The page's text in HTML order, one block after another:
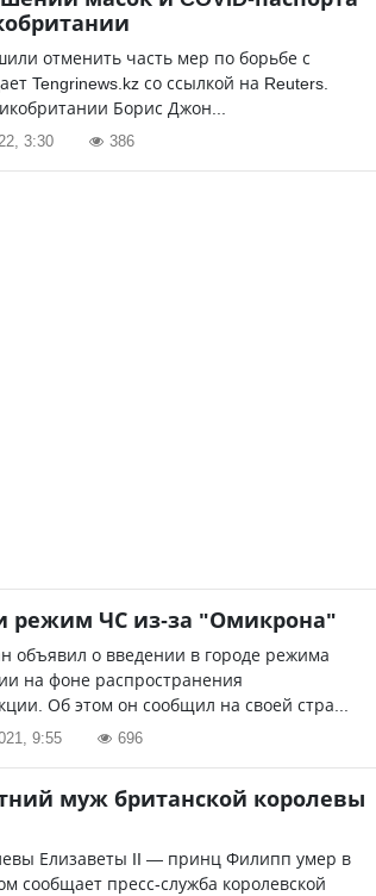
отменить часть мер по борьбе с
Tengrinews.kz со ссылкой на Reuters.
Борис Джон...
3:30 386
режим ЧС из-за "Омикрона"
объявил о введении в городе режима
на фоне распространения
Об этом он сообщил на своей стра...
9:55 696
муж британской королевы
Елизаветы II — принц Филипп умер в
сообщает пресс-служба королевской